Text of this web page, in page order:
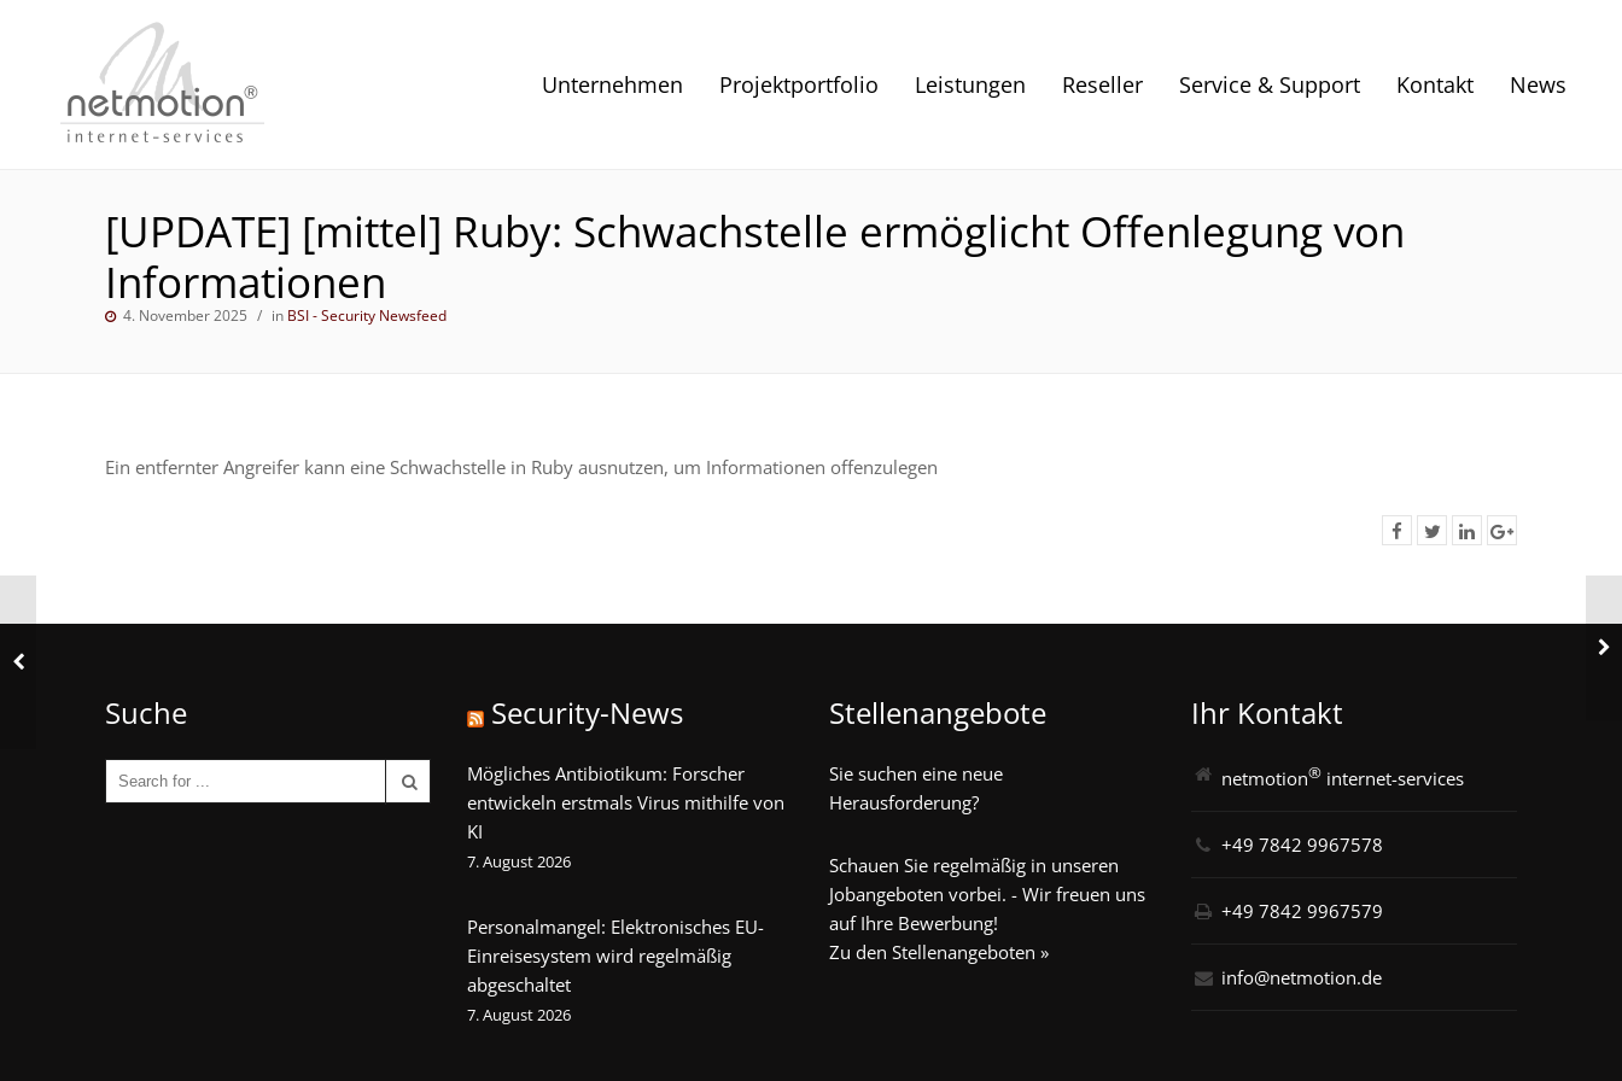
Unternehmen Projektportfolio Leistungen Reseller Service & Support Kontakt News
[UPDATE] [mittel] Ruby: Schwachstelle ermöglicht Offenlegung von
Informationen
4. November 2025 in BSI - Security Newsfeed
Ein entfernter Angreifer kann eine Schwachstelle in Ruby ausnutzen, um Informationen offenzulegen
Suche Security-News
Mögliches Antibiotikum: Forscher
entwickeln erstmals Virus mithilfe von
KI
7. August 2026
Personalmangel: Elektronisches EU-
Einreisesystem wird regelmäßig
abgeschaltet
7. August 2026
Stellenangebote
Sie suchen eine neue
Herausforderung?
Schauen Sie regelmäßig in unseren
Jobangeboten vorbei. - Wir freuen uns
auf Ihre Bewerbung!
Zu den Stellenangeboten »
Ihr Kontakt
netmotion® internet-services
+49 7842 9967578
+49 7842 9967579
info@netmotion.de